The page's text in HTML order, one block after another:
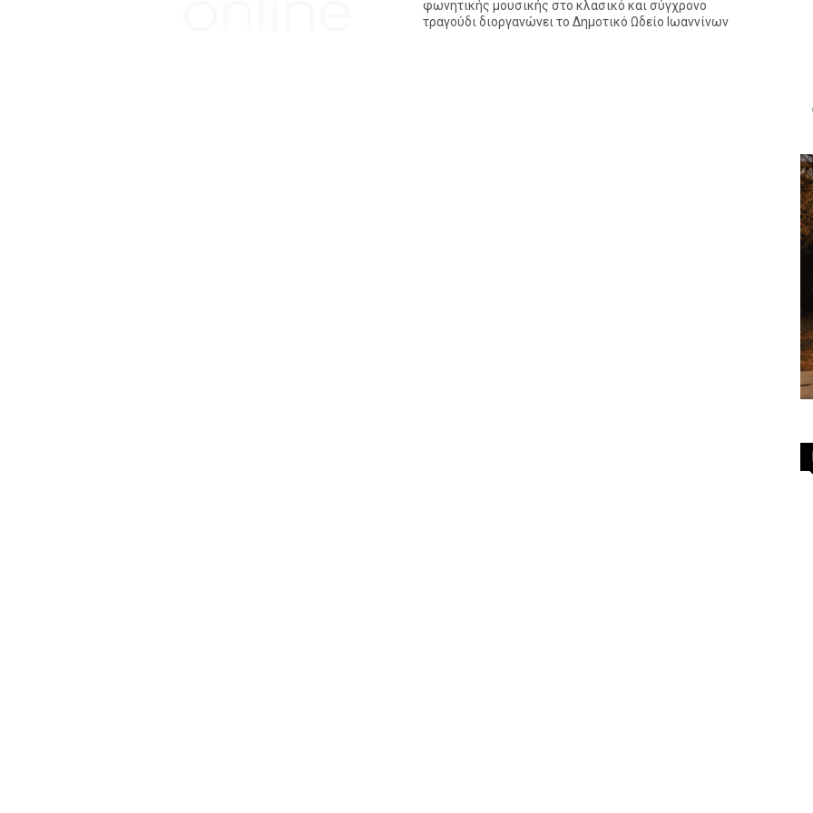
φωνητικής μουσικής στο κλασικό και σύγχρονο
τραγούδι διοργανώνει το Δημοτικό Ωδείο Ιωαννίνων